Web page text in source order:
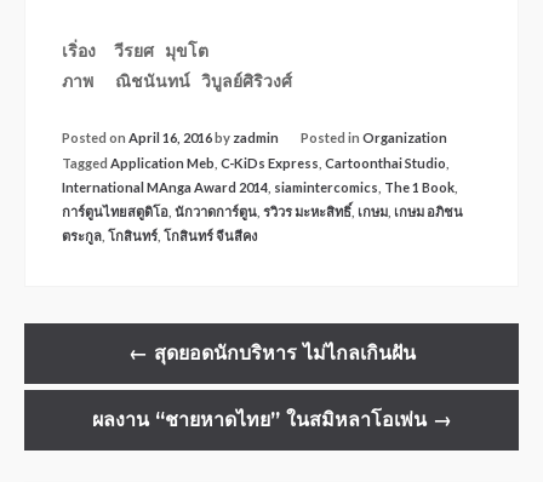
เริ่อง วีรยศ มุขโต
ภาพ ณิชนันทน์ วิบูลย์ศิริวงศ์
Posted on April 16, 2016 by zadmin Posted in Organization
Tagged Application Meb C-KiDs Express Cartoonthai Studio
International MAnga Award 2014 siamintercomics The 1 Book
การ์ตูนไทยสตูดิโอ นักวาดการ์ตูน รวิวร มะหะสิทธิ์ เกษม เกษม อภิชน
ตระกูล โกสินทร์ โกสินทร์ จีนสีคง
← สุดยอดนักบริหาร ไม่ไกลเกินฝัน
ผลงาน “ชายหาดไทย” ในสมิหลาโอเพ่น →